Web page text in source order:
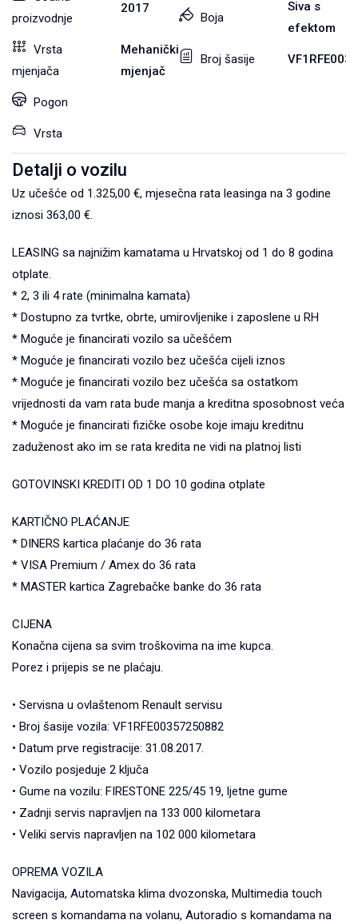
proizvodnje
2017
Vrsta
mjenjača
Mehanički
mjenjač
Pogon
Vrsta
Boja
Siva s
efektom
Broj šasije
Detalji o vozilu
Uz učešće od 1.325,00 €, mjesečna rata leasinga na 3 godine
iznosi 363,00 €.
LEASING sa najnižim kamatama u Hrvatskoj od 1 do 8 godina
otplate.
* 2, 3 ili 4 rate (minimalna kamata)
* Dostupno za tvrtke, obrte, umirovljenike i zaposlene u RH
* Moguće je financirati vozilo sa učešćem
* Moguće je financirati vozilo bez učešća cijeli iznos
* Moguće je financirati vozilo bez učešća sa ostatkom
vrijednosti da vam rata bude manja a kreditna sposobnost veća
* Moguće je financirati fizičke osobe koje imaju kreditnu
zaduženost ako im se rata kredita ne vidi na platnoj listi
GOTOVINSKI KREDITI OD 1 DO 10 godina otplate
KARTIČNO PLAĆANJE
* DINERS kartica plaćanje do 36 rata
* VISA Premium / Amex do 36 rata
* MASTER kartica Zagrebačke banke do 36 rata
CIJENA
Konačna cijena sa svim troškovima na ime kupca.
Porez i prijepis se ne plaćaju.
• Servisna u ovlaštenom Renault servisu
• Broj šasije vozila: VF1RFE00357250882
• Datum prve registracije: 31.08.2017.
• Vozilo posjeduje 2 ključa
• Gume na vozilu: FIRESTONE 225/45 19, ljetne gume
• Zadnji servis napravljen na 133 000 kilometara
• Veliki servis napravljen na 102 000 kilometara
OPREMA VOZILA
Navigacija, Automatska klima dvozonska, Multimedia touch
screen s komandama na volanu, Autoradio s komandama na